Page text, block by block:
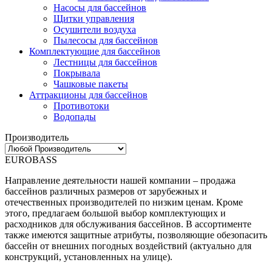
Насосы для бассейнов
Щитки управления
Осушители воздуха
Пылесосы для бассейнов
Комплектующие для бассейнов
Лестницы для бассейнов
Покрывала
Чашковые пакеты
Аттракционы для бассейнов
Противотоки
Водопады
Производитель
EUROBASS
Направление деятельности нашей компании – продажа
бассейнов различных размеров от зарубежных и
отечественных производителей по низким ценам. Кроме
этого, предлагаем большой выбор комплектующих и
расходников для обслуживания бассейнов. В ассортименте
также имеются защитные атрибуты, позволяющие обезопасить
бассейн от внешних погодных воздействий (актуально для
конструкций, установленных на улице).